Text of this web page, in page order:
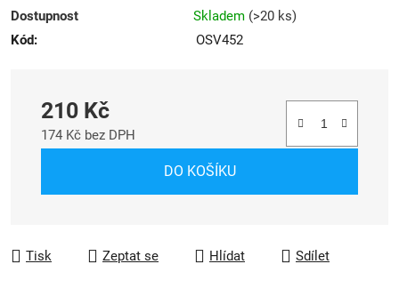
Dostupnost Skladem (>20 ks)
Kód:
OSV452
210 Kč
174 Kč bez DPH
DO KOŠÍKU
Tisk Zeptat se Hlídat Sdílet